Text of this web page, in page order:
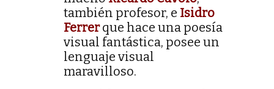
también profesor, e Isidro
Ferrerque hace una poesía
visual fantástica, posee un
lenguaje visual
maravilloso.